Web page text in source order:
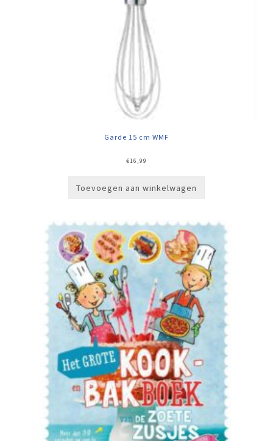
Garde 15 cm WMF
€16,99
Toevoegen aan winkelwagen